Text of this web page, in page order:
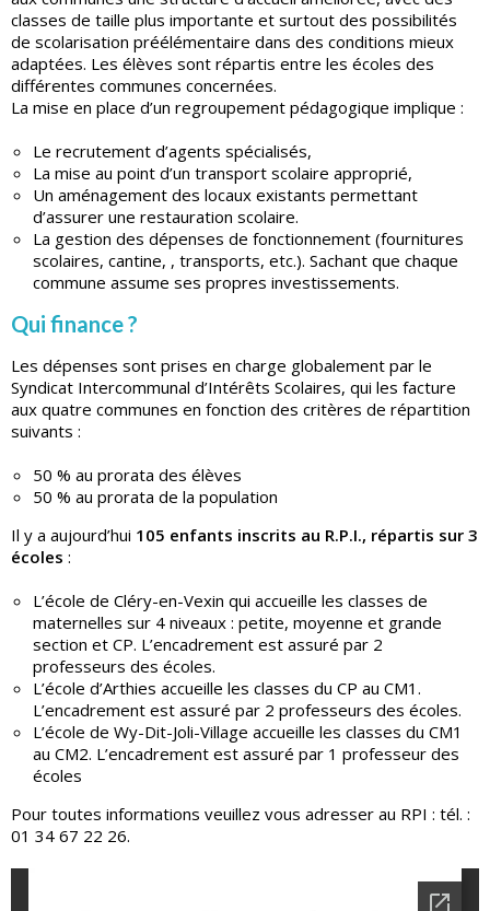
classes de taille plus importante et surtout des possibilités
de scolarisation préélémentaire dans des conditions mieux
adaptées. Les élèves sont répartis entre les écoles des
différentes communes concernées.
La mise en place d’un regroupement pédagogique implique :
Le recrutement d’agents spécialisés,
La mise au point d’un transport scolaire approprié,
Un aménagement des locaux existants permettant
d’assurer une restauration scolaire.
La gestion des dépenses de fonctionnement (fournitures
scolaires, cantine, , transports, etc.). Sachant que chaque
commune assume ses propres investissements.
Qui finance ?
Les dépenses sont prises en charge globalement par le
Syndicat Intercommunal d’Intérêts Scolaires, qui les facture
aux quatre communes en fonction des critères de répartition
suivants :
50 % au prorata des élèves
50 % au prorata de la population
Il y a aujourd’hui 105 enfants inscrits au R.P.I., répartis sur 3
écoles :
L’école de Cléry-en-Vexin qui accueille les classes de
maternelles sur 4 niveaux : petite, moyenne et grande
section et CP. L’encadrement est assuré par 2
professeurs des écoles.
L’école d’Arthies accueille les classes du CP au CM1.
L’encadrement est assuré par 2 professeurs des écoles.
L’école de Wy-Dit-Joli-Village accueille les classes du CM1
au CM2. L’encadrement est assuré par 1 professeur des
écoles
Pour toutes informations veuillez vous adresser au RPI : tél. :
01 34 67 22 26.